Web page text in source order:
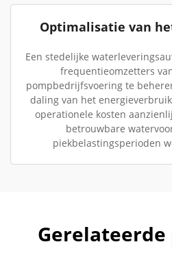
Optimalisatie van
Een stedelijke
frequentieomzetters
pompbedrijfsvoering te
daling van het
operationele kosten
betrouwbare
piekbelastingsperioden